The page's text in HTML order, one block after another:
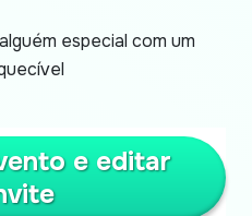
especial com um
e editar